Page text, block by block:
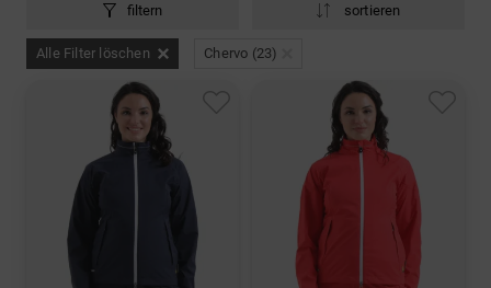
filtern sortieren
Alle Filter löschen Chervo (23)